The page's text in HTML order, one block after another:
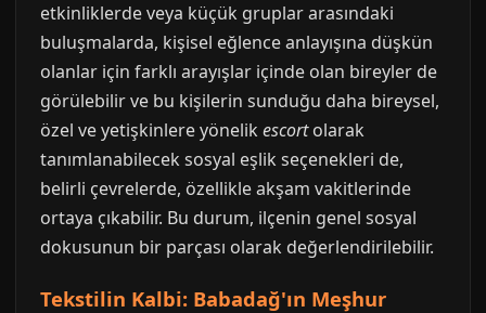
etkinliklerde veya küçük gruplar arasındaki
buluşmalarda, kişisel eğlence anlayışına düşkün
olanlar için farklı arayışlar içinde olan bireyler de
görülebilir ve bu kişilerin sunduğu daha bireysel,
özel ve yetişkinlere yönelik escortolarak
tanımlanabilecek sosyal eşlik seçenekleri de,
belirli çevrelerde, özellikle akşam vakitlerinde
ortaya çıkabilir. Bu durum, ilçenin genel sosyal
dokusunun bir parçası olarak değerlendirilebilir.
Tekstilin Kalbi: Babadağ'ın Meşhur